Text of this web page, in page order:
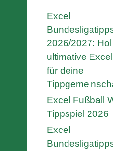
Excel
2026/2027:
ultimative
für deine
Excel Fußball
Tippspiel 2026
Excel